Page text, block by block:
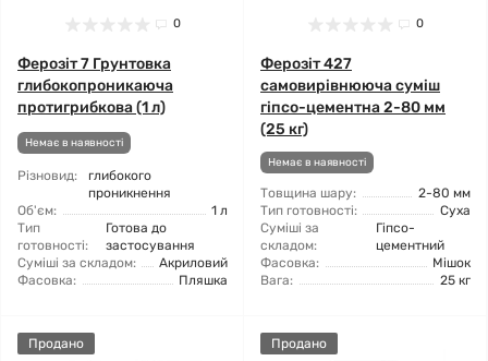
0
Ферозіт 7 Грунтовка
глибокопроникаюча
протигрибкова (1 л)
Немає в наявності
Різновид:
глибокого
проникнення
Об'єм:
1 л
Тип
готовності:
Готова до
застосування
Суміші за складом:
Акриловий
Фасовка:
Пляшка
0
Ферозіт 427
самовирівнююча суміш
гіпсо-цементна 2-80 мм
(25 кг)
Немає в наявності
Товщина шару:
2-80 мм
Тип готовності:
Суха
Суміші за
складом:
Гіпсо-
цементний
Фасовка:
Мішок
Вага:
25 кг
Продано Продано